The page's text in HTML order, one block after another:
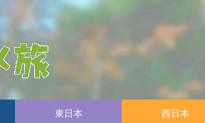
東日本 西日本